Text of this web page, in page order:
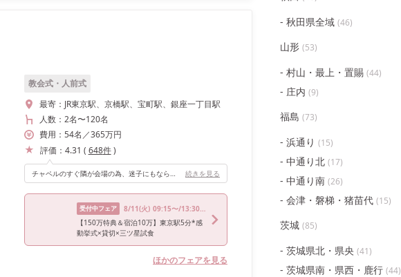
秋田県全域 (46)
山形 (53)
村山・最上・置賜 (44)
庄内 (9)
福島 (73)
浜通り (15)
中通り北 (17)
中通り南 (26)
会津・磐梯・猪苗代 (15)
茨城 (85)
茨城県北・県央 (41)
茨城県南・県西・鹿行 (44)
教会式・人前式
最寄： JR東京駅、京橋駅、宝町駅、銀座一丁目駅
人数： 2名〜120名
費用： 54名 ／365万円
評価： 4.31 ( 648件)
チャペルのすぐ隣が会場の為、迷子にもならず、ワンフロア貸切なので他のカップルさんと鉢合わせにならないところがおすすめです。 続きを見る
受付中フェア 8/11(火) 09:15〜/13:30〜/17:30〜
【150万特典＆宿泊10万】東京駅5分*感
動挙式×貸切×三ツ星試食
ほかのフェアを見る